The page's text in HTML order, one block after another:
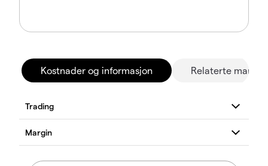
Kostnader og informasjon Relaterte